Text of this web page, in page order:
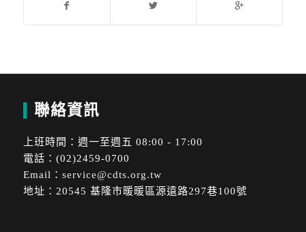
聯絡資訊
上班時間：週一至週五 08:00 - 17:00
電話：(02)2459-0700
Email： service@cdts.org.tw
地址：20545 基隆市暖暖區源遠路297巷100號